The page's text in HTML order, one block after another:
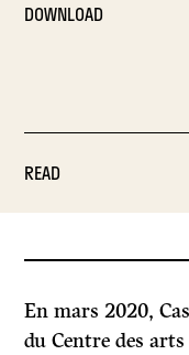
DOWNLOAD
READ
En mars 2020,
du Centre des